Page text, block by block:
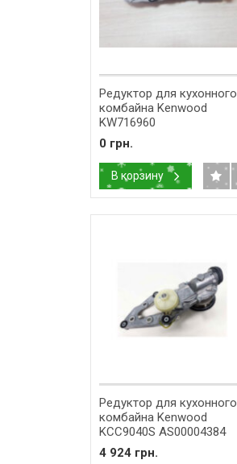
Редуктор для кухонного
комбайна Kenwood
KW716960
0 грн.
В корзину
Редуктор для кухонного
комбайна Kenwood
KCC9040S AS00004384
KW716567 AS00000402
4 924 грн.